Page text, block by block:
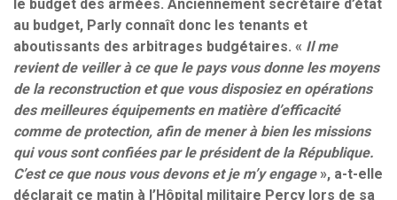
le budget des armées. Anciennement secrétaire d’état
au budget, Parly connaît donc les tenants et
aboutissants des arbitrages budgétaires. « Il me
revient de veiller à ce que le pays vous donne les moyens
de la reconstruction et que vous disposiez en opérations
des meilleures équipements en matière d’efficacité
comme de protection, afin de mener à bien les missions
qui vous sont confiées par le président de la République.
C’est ce que nous vous devons et je m’y engage », a-t-elle
déclarait ce matin à l’Hôpital militaire Percy lors de sa